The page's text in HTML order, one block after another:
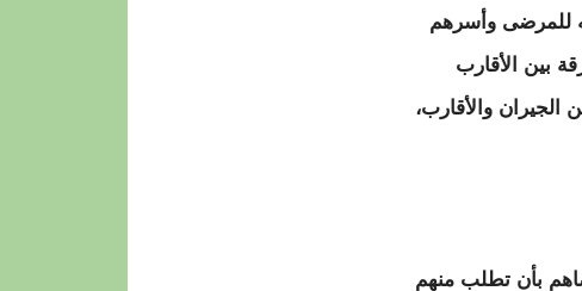
للمرضى وأسرهم
بين الأقارب
والأقارب،
بأن تطلب منهم